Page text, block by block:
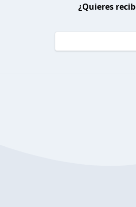
¿Quieres